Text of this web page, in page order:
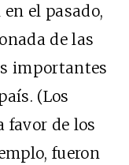
el pasado,
de las
importantes
(Los
favor de los
fueron